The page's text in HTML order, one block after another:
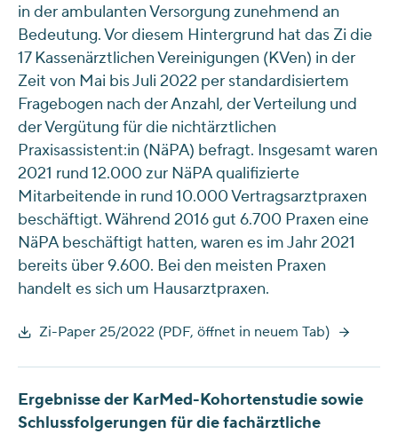
in der ambulanten Versorgung zunehmend an
Bedeutung. Vor diesem Hintergrund hat das Zi die
17 Kassenärztlichen Vereinigungen (KVen) in der
Zeit von Mai bis Juli 2022 per standardisiertem
Fragebogen nach der Anzahl, der Verteilung und
der Vergütung für die nichtärztlichen
Praxisassistent:in (NäPA) befragt. Insgesamt waren
2021 rund 12.000 zur NäPA qualifizierte
Mitarbeitende in rund 10.000 Vertragsarztpraxen
beschäftigt. Während 2016 gut 6.700 Praxen eine
NäPA beschäftigt hatten, waren es im Jahr 2021
bereits über 9.600. Bei den meisten Praxen
handelt es sich um Hausarztpraxen.
Zi-Paper 25/2022 (PDF, öffnet in neuem Tab)
Ergebnisse der KarMed-Kohortenstudie sowie
Schlussfolgerungen für die fachärztliche